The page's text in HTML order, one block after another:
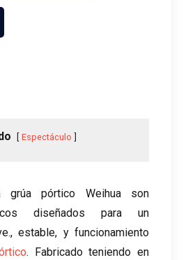
Espectáculo
pórtico Weihua son
diseñados para un
estable, y funcionamiento
. Fabricado teniendo en